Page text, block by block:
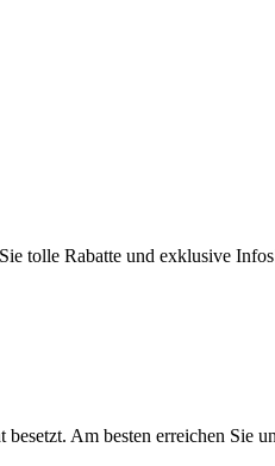
tolle Rabatte und exklusive
Am besten erreichen Sie